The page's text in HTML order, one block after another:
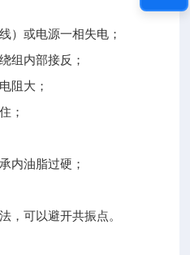
）或电源一相失电；
组内部接反；
阻大；
；
内油脂过硬；
，可以避开共振点。